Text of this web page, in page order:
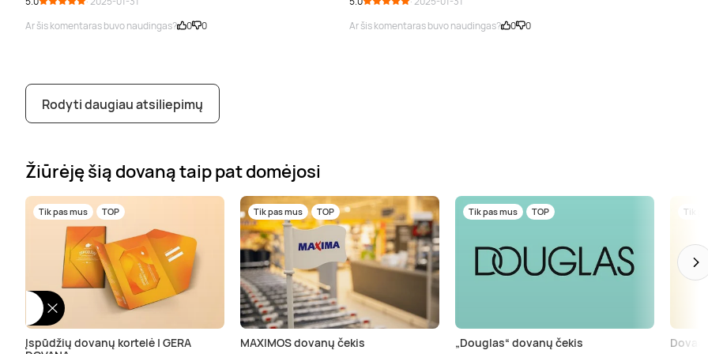
Ar šis komentaras buvo naudingas?
0 0
Ar šis komentaras buvo naudingas?
0 0
Rodyti daugiau atsiliepimų
Žiūrėję šią dovaną taip pat domėjosi
Tik pas mus TOP
Įspūdžių dovanų kortelė | GERA
Tik pas mus TOP
MAXIMOS dovanų čekis
Tik pas mus TOP
„Douglas“ dovanų čekis
Tik